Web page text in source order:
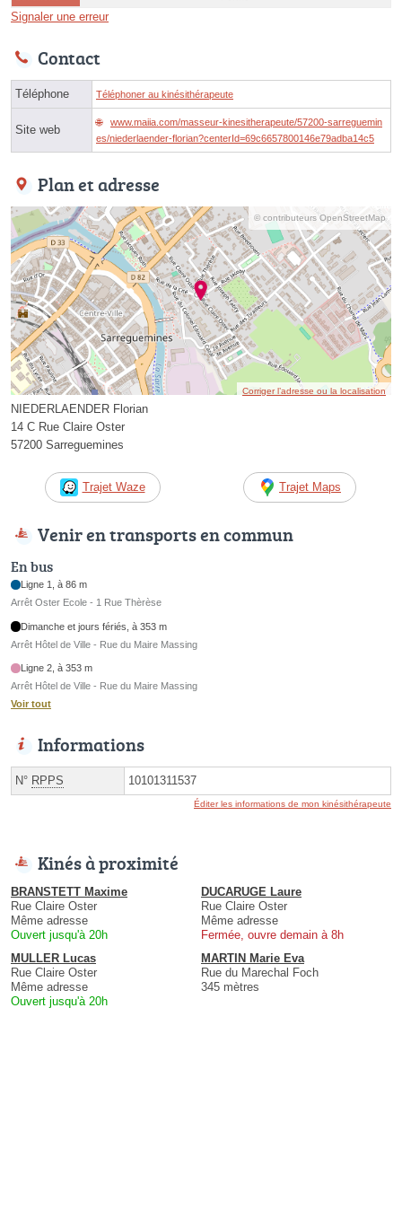
Signaler une erreur
Contact
Téléphone Téléphoner au kinésithérapeute
Site web
www.maiia.com/masseur-kinesitherapeute/57200-sarreguemin
es/niederlaender-florian?centerId=69c6657800146e79adba14c5
Plan et adresse
© contributeurs OpenStreetMap
Corriger l’adresse ou la localisation
NIEDERLAENDER Florian
14 C Rue Claire Oster
57200 Sarreguemines
Trajet Waze Trajet Maps
Venir en transports en commun
En bus
Ligne 1, à 86 m
Arrêt Oster Ecole - 1 Rue Thèrèse
Dimanche et jours fériés, à 353 m
Arrêt Hôtel de Ville - Rue du Maire Massing
Ligne 2, à 353 m
Arrêt Hôtel de Ville - Rue du Maire Massing
Voir tout
Informations
N° RPPS 10101311537
Éditer les informations de mon kinésithérapeute
Kinés à proximité
BRANSTETT Maxime
Rue Claire Oster
Même adresse
Ouvert jusqu'à 20h
DUCARUGE Laure
Rue Claire Oster
Même adresse
Fermée, ouvre demain à 8h
MULLER Lucas
Rue Claire Oster
Même adresse
Ouvert jusqu'à 20h
MARTIN Marie Eva
Rue du Marechal Foch
345 mètres